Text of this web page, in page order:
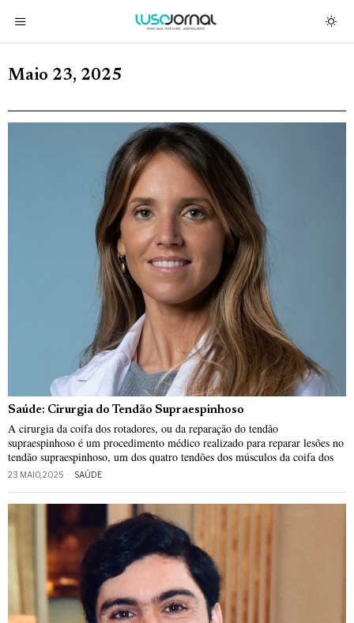
Maio 23, 2025
Saúde: Cirurgia do Tendão Supraespinhoso
A cirurgia da coifa dos rotadores, ou da reparação do tendão
supraespinhoso é um procedimento médico realizado para reparar lesões no
tendão supraespinhoso, um dos quatro tendões dos músculos da coifa dos
23 MAIO, 2025 SAÚDE